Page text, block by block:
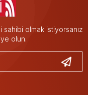
olmak istiyorsanız
olun.